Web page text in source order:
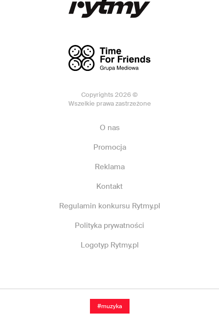
#muzyka
Copyrights 2026 ©
Wszelkie prawa zastrzeżone
O nas
Promocja
Reklama
Kontakt
Regulamin konkursu Rytmy.pl
Polityka prywatności
Logotyp Rytmy.pl